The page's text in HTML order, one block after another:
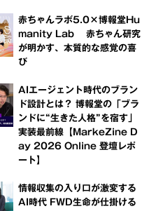
赤ちゃんラボ5.0×博報堂Hu
manity Lab 赤ちゃん研究
が明かす、本質的な感覚の喜
び
AIエージェント時代のブラン
ド設計とは？ 博報堂の「ブラ
ンドに“生きた人格”を宿す」
実装最前線【MarkeZine D
ay 2026 Online 登壇レポ
ート】
情報収集の入り口が激変する
AI時代 FWD生命が仕掛ける